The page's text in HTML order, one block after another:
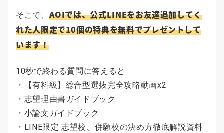
そこで、 AOIでは、公式LINEをお友達追加してく
れた人限定で10個の特典を無料でプレゼントして
います！
10秒で終わる質問に答えると
・【有料級】総合型選抜完全攻略動画x2
・志望理由書ガイドブック
・小論文ガイドブック
・LINE限定 志望校、併願校の決め方徹底解説資料